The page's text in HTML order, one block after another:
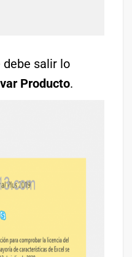
debe salir lo
Producto.